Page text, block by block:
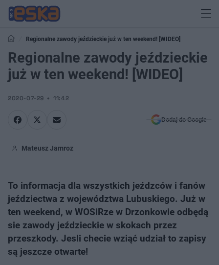
Regionalne zawody jeździeckie już w ten weekend! [WIDEO]
Regionalne zawody jeździeckie
już w ten weekend! [WIDEO]
2020-07-29 11:42
Dodaj do Google
Mateusz Jamroz
To informacja dla wszystkich jeźdzców i fanów
jeździectwa z województwa Lubuskiego. Już w
ten weekend, w WOSiRze w Drzonkowie odbędą
sie zawody jeździeckie w skokach przez
przeszkody. Jesli checie wziąć udział to zapisy
są jeszcze otwarte!